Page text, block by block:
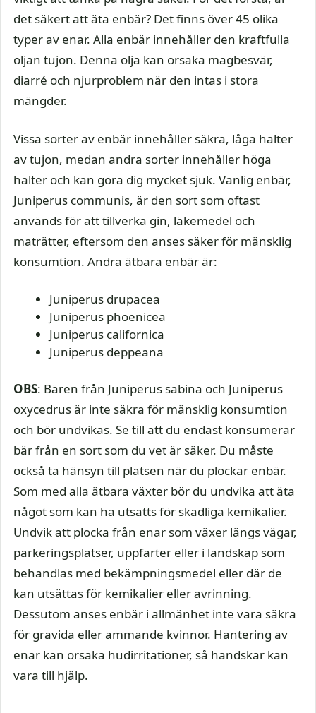
det säkert att äta enbär? Det finns över 45 olika
typer av enar. Alla enbär innehåller den kraftfulla
oljan tujon. Denna olja kan orsaka magbesvär,
diarré och njurproblem när den intas i stora
mängder.
Vissa sorter av enbär innehåller säkra, låga halter
av tujon, medan andra sorter innehåller höga
halter och kan göra dig mycket sjuk. Vanlig enbär,
Juniperus communis, är den sort som oftast
används för att tillverka gin, läkemedel och
maträtter, eftersom den anses säker för mänsklig
konsumtion. Andra ätbara enbär är:
Juniperus drupacea
Juniperus phoenicea
Juniperus californica
Juniperus deppeana
OBS: Bären från Juniperus sabina och Juniperus
oxycedrus är inte säkra för mänsklig konsumtion
och bör undvikas. Se till att du endast konsumerar
bär från en sort som du vet är säker. Du måste
också ta hänsyn till platsen när du plockar enbär.
Som med alla ätbara växter bör du undvika att äta
något som kan ha utsatts för skadliga kemikalier.
Undvik att plocka från enar som växer längs vägar,
parkeringsplatser, uppfarter eller i landskap som
behandlas med bekämpningsmedel eller där de
kan utsättas för kemikalier eller avrinning.
Dessutom anses enbär i allmänhet inte vara säkra
för gravida eller ammande kvinnor. Hantering av
enar kan orsaka hudirritationer, så handskar kan
vara till hjälp.